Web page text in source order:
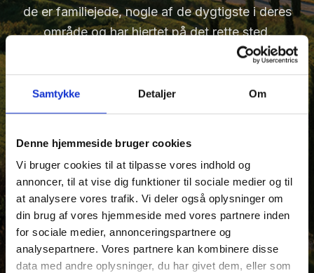
Samtykke Detaljer Om
Denne hjemmeside bruger cookies
Vi bruger cookies til at tilpasse vores indhold og
annoncer, til at vise dig funktioner til sociale medier og til
at analysere vores trafik. Vi deler også oplysninger om
din brug af vores hjemmeside med vores partnere inden
for sociale medier, annonceringspartnere og
analysepartnere. Vores partnere kan kombinere disse
data med andre oplysninger, du har givet dem, eller som
de er familiejede, nogle af de dygtigste i deres
område og har hjertet på det rette sted.